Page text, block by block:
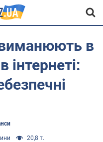
в
інтернеті:
20,8 т.